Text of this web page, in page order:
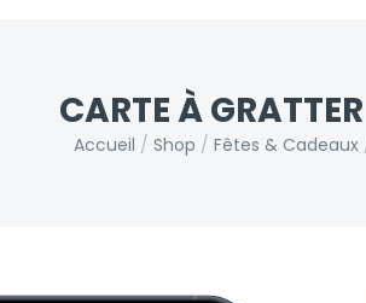
CARTE À
Accueil / Shop / Fêtes & Cadeaux